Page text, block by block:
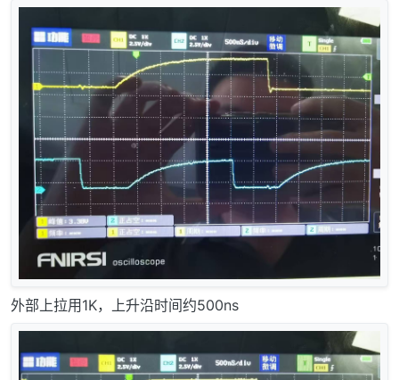
外部上拉用1K，上升沿时间约500ns